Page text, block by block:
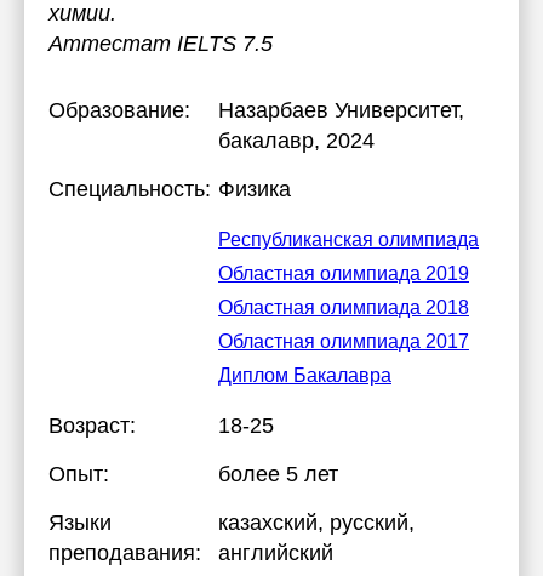
химии.
Аттестат IELTS 7.5
Образование: Назарбаев Университет,
бакалавр, 2024
Специальность: Физика
Республиканская олимпиада
Областная олимпиада 2019
Областная олимпиада 2018
Областная олимпиада 2017
Диплом Бакалавра
Возраст:
18-25
Опыт:
более 5 лет
Языки
преподавания:
казахский, русский,
английский